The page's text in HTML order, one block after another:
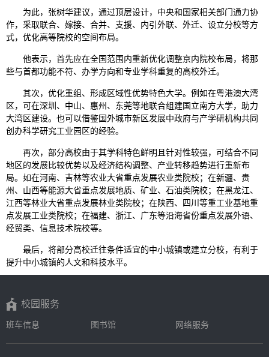
为此，张树华建议，通过顶层设计，中央和国家相关部门通力协
作，采取联合、嫁接、合并、支援、内引外联、外迁、设立分校等方
式，优化高等院校的空间布局。
他表示，首先应在全国范围内重新优化调整京内院校布局，将那
些与首都功能不符、办学方向和专业学科重复的高校外迁。
其次，优化重组、形成区域性优势特色大学。例如在粤港澳大湾
区，可在深圳、中山、惠州、东莞等地联合组建国立南方大学，助力
大湾区建设。也可以借鉴国外城市新区发展中政府与产学研机构共同
创办科学研究工业园区的经验。
再次，部分高校由于其学科特色鲜明且针对性较强，可结合不同
地区的发展比较优势以及经济结构调整、产业转移趋势进行重新布
局。如在河南、吉林等农业大省重点发展农业类院校；在新疆、贵
州、山西等能源大省重点发展地质、矿业、石油类院校；在黑龙江、
江西等林业大省重点发展林业类院校；在陕西、四川等重工业基地重
点发展工业类院校；在福建、浙江、广东等沿海省份重点发展外语、
经贸类、信息技术院校等。
最后，将部分高校迁往条件适宜的中小城镇或建立分校，有利于
提升中小城镇的人文和科技水平。
校园服务
班车信息 图书馆 网络服务